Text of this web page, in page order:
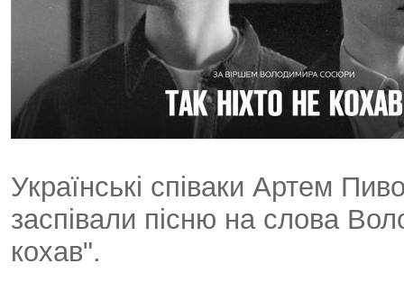
Українські співаки Артем
заспівали пісню на слова
кохав".